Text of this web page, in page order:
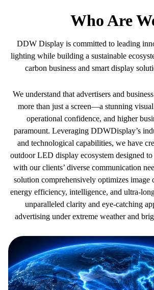
Who Are
DDW Display is committed to leading
lighting while building a sustainable
carbon business and smart display
We understand that advertisers and
more than just a screen—a stunning
operational confidence, and higher
paramount. Leveraging DDWDisplay’s
and technological capabilities, we have
outdoor LED display ecosystem designed to
with our clients’ diverse communication
solution comprehensively optimizes image
energy efficiency, intelligence, and ultra-
unparalleled clarity and eye-catching
advertising under extreme weather and